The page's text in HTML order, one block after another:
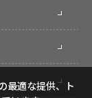
最適な提供、ト